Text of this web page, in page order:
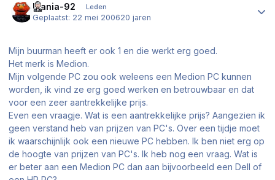
Mania-92 Leden
Geplaatst: 22 mei 200620 jaren
Mijn buurman heeft er ook 1 en die werkt erg goed.
Het merk is Medion.
Mijn volgende PC zou ook weleens een Medion PC kunnen
worden, ik vind ze erg goed werken en betrouwbaar en dat
voor een zeer aantrekkelijke prijs.
Even een vraagje. Wat is een aantrekkelijke prijs? Aangezien ik
geen verstand heb van prijzen van PC's. Over een tijdje moet
ik waarschijnlijk ook een nieuwe PC hebben. Ik ben niet erg op
de hoogte van prijzen van PC's. Ik heb nog een vraag. Wat is
er beter aan een Medion PC dan aan bijvoorbeeld een Dell of